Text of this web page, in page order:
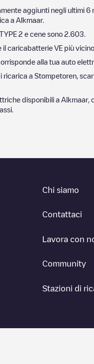
aggiunti negli ultimi 6
a Alkmaar.
2 e cene sono 2.603
caricabatterie VE più
alla tua auto
ricarica a Stompetoren ,
disponibili a Alkmaar,
Chi siamo
Contattaci
Lavora con
Community
Stazioni di